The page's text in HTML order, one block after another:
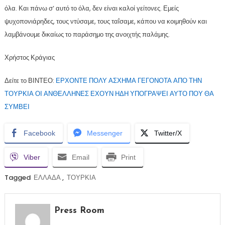
όλα. Και πάνω σ’ αυτό το όλα, δεν είναι καλοί γείτονες. Εμείς
ψυχοπονιάρηδες, τους ντύσαμε, τους ταΐσαμε, κάπου να κοιμηθούν και
λαμβάνουμε δικαίως το παράσημο της ανοιχτής παλάμης.
Χρήστος Κράγιας
Δείτε το ΒΙΝΤΕΟ: ΕΡΧΟΝΤΕ ΠΟΛΥ ΑΣΧΗΜΑ ΓΕΓΟΝΟΤΑ ΑΠΟ ΤΗΝ
ΤΟΥΡΚΙΑ ΟΙ ΑΝΘΕΛΛΗΝΕΣ ΕΧΟΥΝ ΗΔΗ ΥΠΟΓΡΑΨΕΙ ΑΥΤΟ ΠΟΥ ΘΑ
ΣΥΜΒΕΙ
Facebook Messenger Twitter/X
Viber Email Print
Tagged ΕΛΛΑΔΑ, ΤΟΥΡΚΙΑ
Press Room